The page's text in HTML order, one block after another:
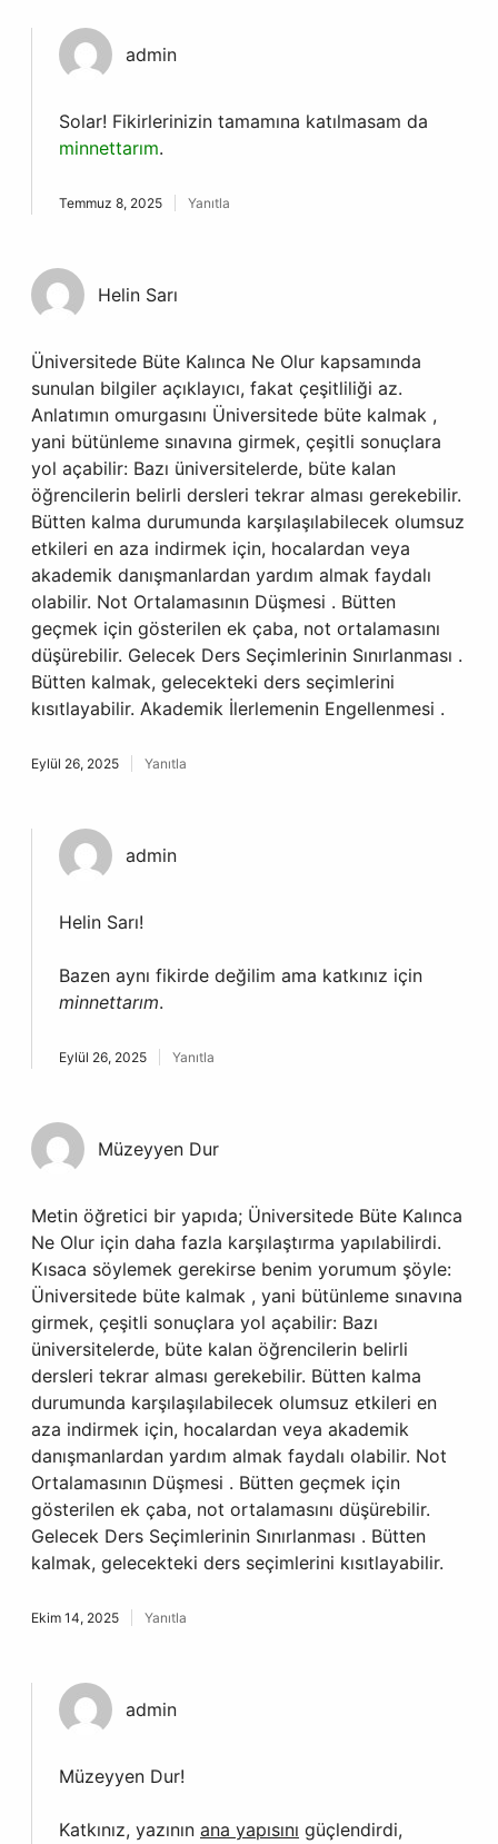
admin
Solar! Fikirlerinizin tamamına katılmasam da
minnettarım.
Temmuz 8, 2025 Yanıtla
Helin Sarı
Üniversitede Büte Kalınca Ne Olur kapsamında
sunulan bilgiler açıklayıcı, fakat çeşitliliği az.
Anlatımın omurgasını Üniversitede büte kalmak ,
yani bütünleme sınavına girmek, çeşitli sonuçlara
yol açabilir: Bazı üniversitelerde, büte kalan
öğrencilerin belirli dersleri tekrar alması gerekebilir.
Bütten kalma durumunda karşılaşılabilecek olumsuz
etkileri en aza indirmek için, hocalardan veya
akademik danışmanlardan yardım almak faydalı
olabilir. Not Ortalamasının Düşmesi . Bütten
geçmek için gösterilen ek çaba, not ortalamasını
düşürebilir. Gelecek Ders Seçimlerinin Sınırlanması .
Bütten kalmak, gelecekteki ders seçimlerini
kısıtlayabilir. Akademik İlerlemenin Engellenmesi .
Eylül 26, 2025 Yanıtla
admin
Helin Sarı!
Bazen aynı fikirde değilim ama katkınız için
minnettarım.
Eylül 26, 2025 Yanıtla
Müzeyyen Dur
Metin öğretici bir yapıda; Üniversitede Büte Kalınca
Ne Olur için daha fazla karşılaştırma yapılabilirdi.
Kısaca söylemek gerekirse benim yorumum şöyle:
Üniversitede büte kalmak , yani bütünleme sınavına
girmek, çeşitli sonuçlara yol açabilir: Bazı
üniversitelerde, büte kalan öğrencilerin belirli
dersleri tekrar alması gerekebilir. Bütten kalma
durumunda karşılaşılabilecek olumsuz etkileri en
aza indirmek için, hocalardan veya akademik
danışmanlardan yardım almak faydalı olabilir. Not
Ortalamasının Düşmesi . Bütten geçmek için
gösterilen ek çaba, not ortalamasını düşürebilir.
Gelecek Ders Seçimlerinin Sınırlanması . Bütten
kalmak, gelecekteki ders seçimlerini kısıtlayabilir.
Ekim 14, 2025 Yanıtla
admin
Müzeyyen Dur!
Katkınız, yazının ana yapısını güçlendirdi,